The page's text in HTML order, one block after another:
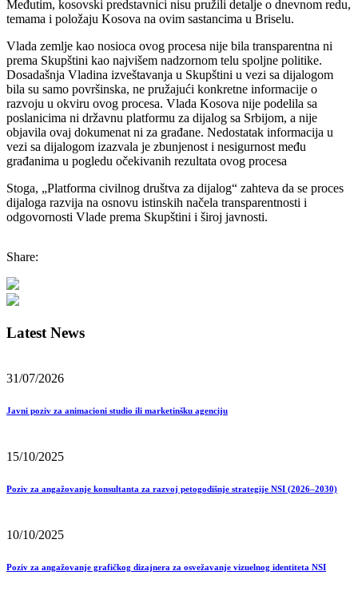
Međutim, kosovski predstavnici nisu pružili detalje o dnevnom redu,
temama i položaju Kosova na ovim sastancima u Briselu.
Vlada zemlje kao nosioca ovog procesa nije bila transparentna ni
prema Skupštini kao najvišem nadzornom telu spoljne politike.
Dosadašnja Vladina izveštavanja u Skupštini u vezi sa dijalogom
bila su samo površinska, ne pružajući konkretne informacije o
razvoju u okviru ovog procesa. Vlada Kosova nije podelila sa
poslanicima ni državnu platformu za dijalog sa Srbijom, a nije
objavila ovaj dokumenat ni za građane. Nedostatak informacija u
vezi sa dijalogom izazvala je zbunjenost i nesigurnost među
građanima u pogledu očekivanih rezultata ovog procesa
Stoga, „Platforma civilnog društva za dijalog“ zahteva da se proces
dijaloga razvija na osnovu istinskih načela transparentnosti i
odgovornosti Vlade prema Skupštini i široj javnosti.
Share:
Latest News
31/07/2026
Javni poziv za animacioni studio ili marketinšku agenciju
15/10/2025
Poziv za angažovanje konsultanta za razvoj petogodišnje strategije NSI (2026–2030)
10/10/2025
Poziv za angažovanje grafičkog dizajnera za osvežavanje vizuelnog identiteta NSI